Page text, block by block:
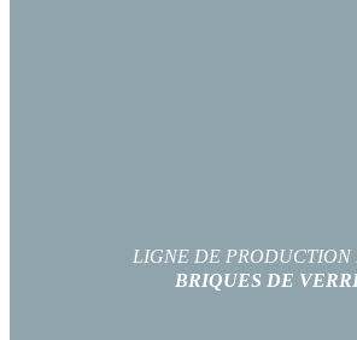
LIGNE DE PRODUCTION
BRIQUES DE